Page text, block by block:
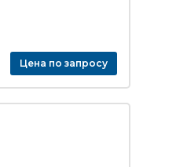
Цена по запросу